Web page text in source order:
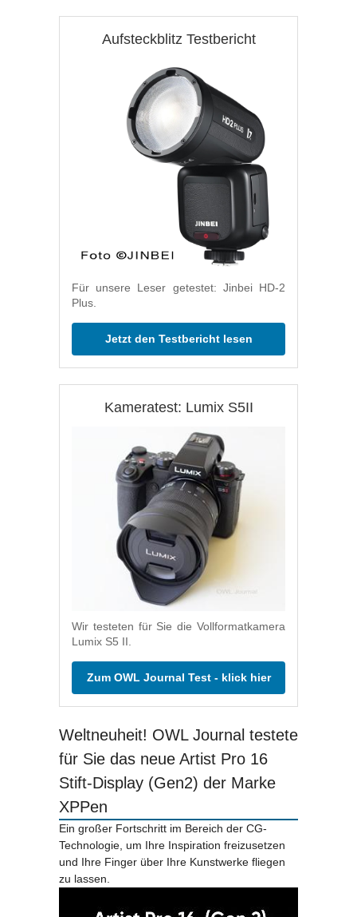
Aufsteckblitz Testbericht
Für unsere Leser getestet: Jinbei HD-2
Plus.
Jetzt den Testbericht lesen
Kameratest: Lumix S5II
Wir testeten für Sie die Vollformatkamera
Lumix S5 II.
Zum OWL Journal Test - klick hier
Weltneuheit! OWL Journal testete
für Sie das neue Artist Pro 16
Stift-Display (Gen2) der Marke
XPPen
Ein großer Fortschritt im Bereich der CG-
Technologie, um Ihre Inspiration freizusetzen
und Ihre Finger über Ihre Kunstwerke fliegen
zu lassen.